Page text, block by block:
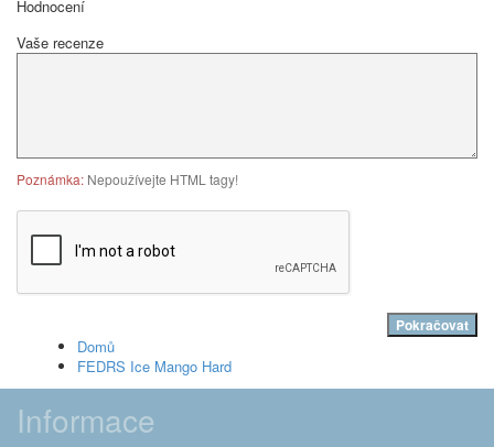
Hodnocení
Vaše recenze
Poznámka: Nepoužívejte HTML tagy!
Pokračovat
Domů
FEDRS Ice Mango Hard
Informace